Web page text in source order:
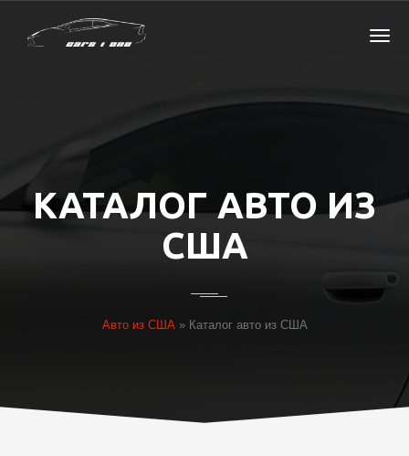
КАТАЛОГ АВТО ИЗ
США
Авто из США» Каталог авто из США